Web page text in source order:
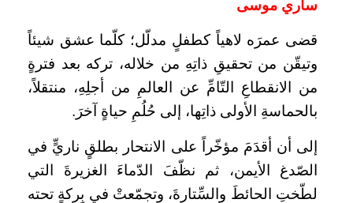
ساري موسى
قضى عمرَه لاهياً كطفلٍ مدلّل؛ كلّما عشق شيئاً
وتيقّن من تحقيقِ ذاتِهِ من خلاله، تركه بعد فترةٍ
من الانقطاعِ التّامِّ عن العالمِ من أجلِهِ، منتقلاً،
بالحماسةِ الأولى ذاتِها، إلى حُلُمِ حياةٍ آخرَ.
إلى أن أقدَمَ مؤخّراً على الانتحار بطلقٍ ناريٍّ في
الصّدغ الأيمن، ثم نظّفَ الدّماءَ الغزيرةَ التي
لطّختِ الحائطَ والسِّتارةَ، وتجمّعتْ في بِركةٍ تحته